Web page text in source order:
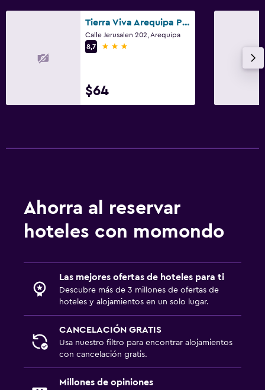
Tierra Viva Arequipa Plaza
Calle Jerusalen 202, Arequipa
8,7
3 estrellas
$64
Ahorra al reservar
hoteles con momondo
Las mejores ofertas de hoteles para ti
Descubre más de 3 millones de ofertas de
hoteles y alojamientos en un solo lugar.
CANCELACIÓN GRATIS
Usa nuestro filtro para encontrar alojamientos
con cancelación gratis.
Millones de opiniones